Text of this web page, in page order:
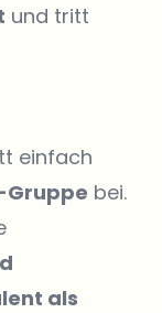
und tritt
einfach
Gruppe bei.
als